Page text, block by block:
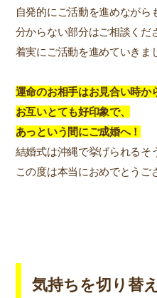
自発的にご活動を進めながら
分からない部分はご相談くだ
着実にご活動を進めていきま
運命のお相手はお見合い時か
お互いとても好印象で、
あっという間にご成婚へ！
結婚式は沖縄で挙げられるそ
この度は本当におめでとうご
気持ちを切り替